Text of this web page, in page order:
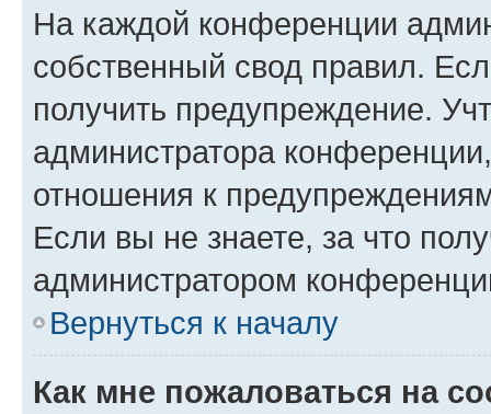
На каждой конференции
собственный свод правил.
получить предупреждение.
администратора
отношения к
Если вы не знаете, за что
администратором
Вернуться к началу
Как мне пожаловаться на